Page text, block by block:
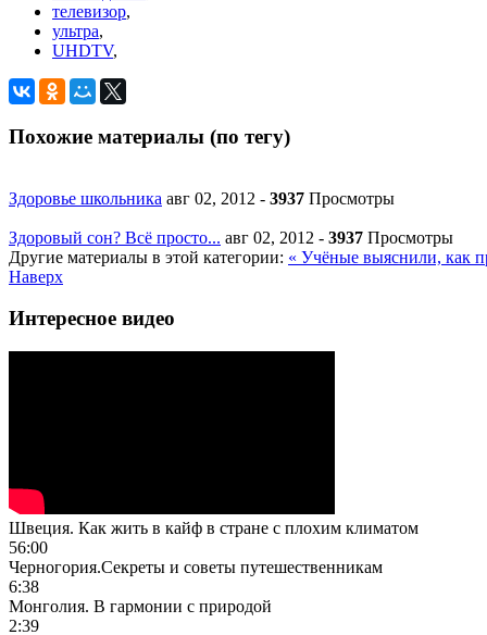
телевизор,
ультра,
UHDTV,
Похожие материалы (по тегу)
Здоровье школьника авг 02, 2012 - 3937 Просмотры
Здоровый сон? Всё просто... авг 02, 2012 - 3937 Просмотры
Другие материалы в этой категории: « Учёные выяснили, как
Наверх
Интересное видео
Швеция. Как жить в кайф в стране с плохим климатом
56:00
Черногория.Секреты и советы путешественникам
6:38
Монголия. В гармонии с природой
2:39